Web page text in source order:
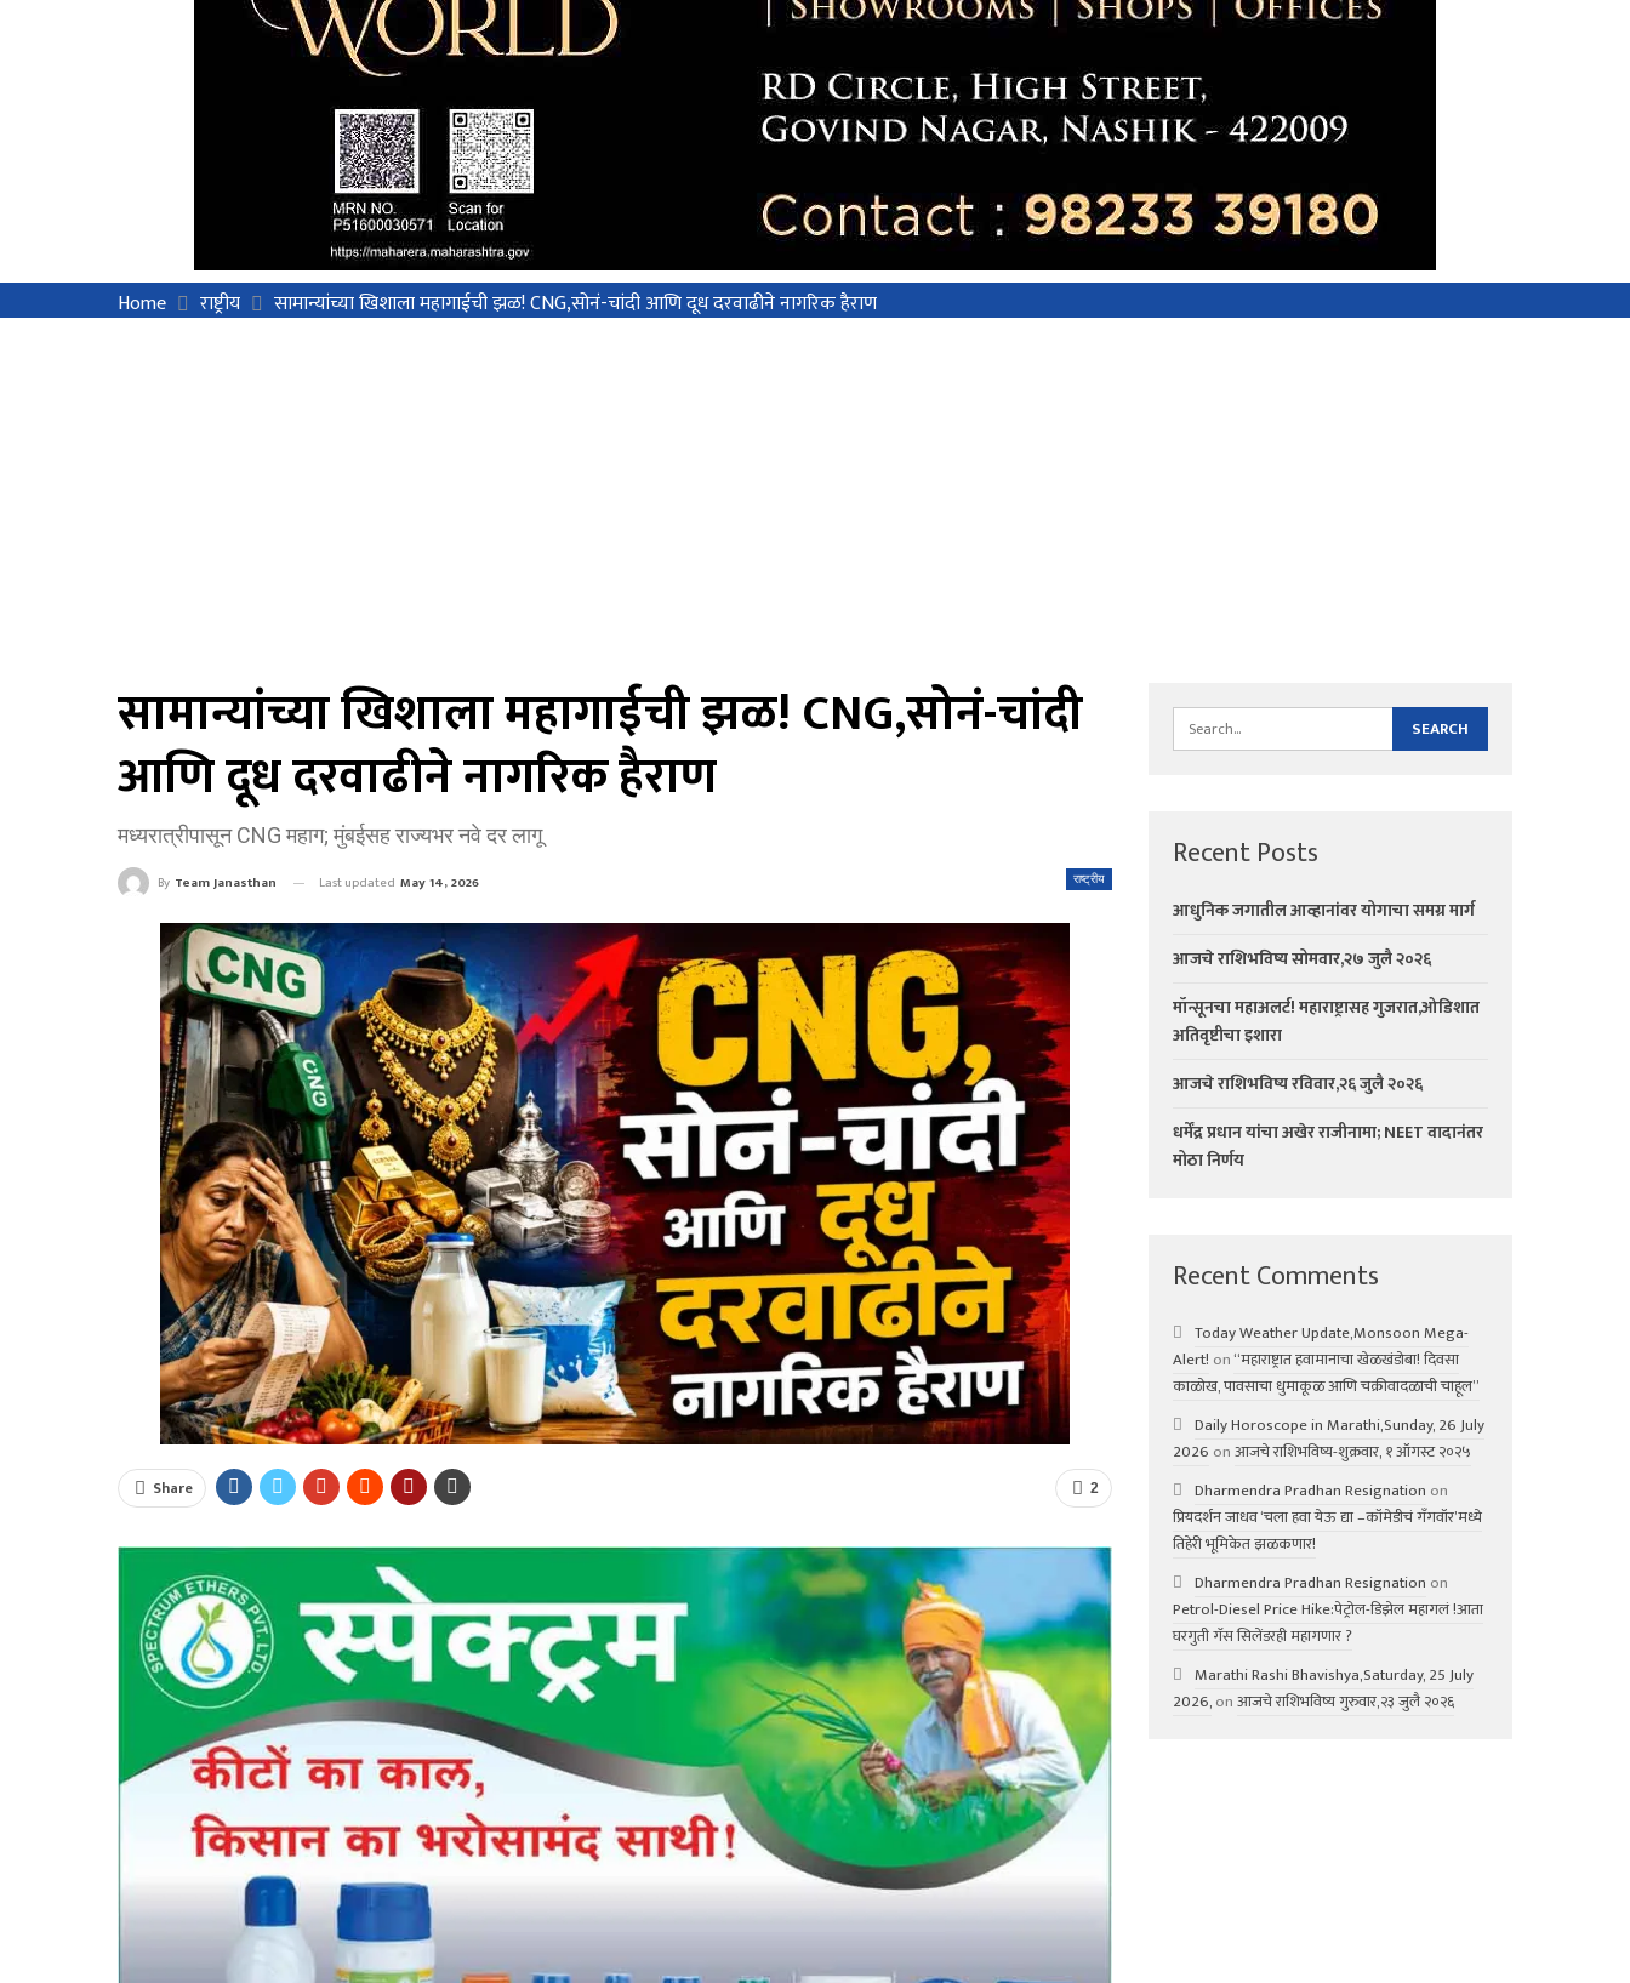
Home राष्ट्रीय सामान्यांच्या खिशाला महागाईची झळ! CNG,सोनं-चांदी आणि दूध दरवाढीने नागरिक हैराण
सामान्यांच्या खिशाला महागाईची झळ! CNG,सोनं-चांदी
आणि दूध दरवाढीने नागरिक हैराण
मध्यरात्रीपासून CNG महाग; मुंबईसह राज्यभर नवे दर लागू
राष्ट्रीय
By Team Janasthan Last updated May 14, 2026
2
Share
Recent Posts
आधुनिक जगातील आव्हानांवर योगाचा समग्र मार्ग
आजचे राशिभविष्य सोमवार,२७ जुलै २०२६
मॉन्सूनचा महाअलर्ट! महाराष्ट्रासह गुजरात,ओडिशात
अतिवृष्टीचा इशारा
आजचे राशिभविष्य रविवार,२६ जुलै २०२६
धर्मेंद्र प्रधान यांचा अखेर राजीनामा; NEET वादानंतर
मोठा निर्णय
Recent Comments
Today Weather Update,Monsoon Mega-
Alert! on“महाराष्ट्रात हवामानाचा खेळखंडोबा! दिवसा
काळोख, पावसाचा धुमाकूळ आणि चक्रीवादळाची चाहूल”
Daily Horoscope in Marathi,Sunday, 26 July
2026 onआजचे राशिभविष्य-शुक्रवार, १ ऑगस्ट २०२५
Dharmendra Pradhan Resignation on
प्रियदर्शन जाधव ‘चला हवा येऊ द्या –कॉमेडीचं गॅंगवॉर’मध्ये
तिहेरी भूमिकेत झळकणार!
Dharmendra Pradhan Resignation on
Petrol-Diesel Price Hike:पेट्रोल-डिझेल महागलं !आता
घरगुती गॅस सिलेंडरही महागणार ?
Marathi Rashi Bhavishya,Saturday, 25 July
2026,onआजचे राशिभविष्य गुरुवार,२३ जुलै २०२६